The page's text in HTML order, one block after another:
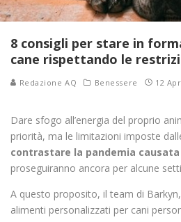
8 consigli per stare in
cane rispettando le
Redazione AQ Benessere 12
Dare sfogo all’energia del proprio
priorità, ma le limitazioni imposte
contrastare la pandemia causata
proseguiranno ancora per alcune
A questo proposito, il team di
alimenti personalizzati per cani